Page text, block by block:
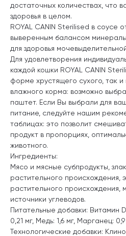
достаточных количествах, что
здоровья в целом.
ROYAL CANIN Sterilised в соусе
выверенным балансом
для здоровья
Для удовлетворения
каждой кошки ROYAL CANIN
форме хрустящего сухого, так
влажного корма: возможно
паштет. Если Вы выбрали для
питание, следуйте нашим
таблицах: это позволит
продукт в пропорциях,
животного.
Ингредиенты:
Мясо и мясные субпродукты,
растительного происхождения,
растительного происхождения,
источники углеводов.
Питательные добавки: Витамин
0,21 мг, Медь: 1,6 мг, Марганец: 0,9
Технологические добавки: